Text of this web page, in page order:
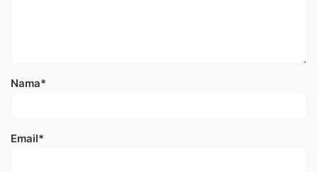
Nama*
Email*